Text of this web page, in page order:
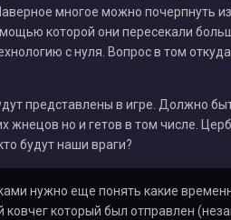
многое можно почерпнуть
которой они пересекали
с нуля. Вопрос в том
представлены в игре. Должно
жнецов но и гетов в том числе.
будут наши враги?
нужно еще понять какие
который был отправлен